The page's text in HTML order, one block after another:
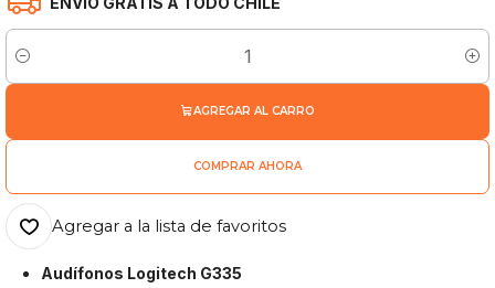
Cantidad
AGREGAR AL CARRO
COMPRAR AHORA
Agregar a la lista de favoritos
Audífonos Logitech G335